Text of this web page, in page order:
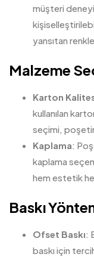
müşteri
yansıtan
Malzeme
Karton
kullanılan
seçimi, poşetin
Kaplama:
kaplama
hem estetik
Baskı
Ofset Baskı:
baskı için